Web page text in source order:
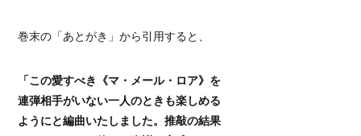
巻末の「あとがき」から引用すると、
「この愛すべき《マ・メール・ロア》を
連弾相手がいない一人のときも楽しめる
ようにと編曲いたしました。推敲の結果